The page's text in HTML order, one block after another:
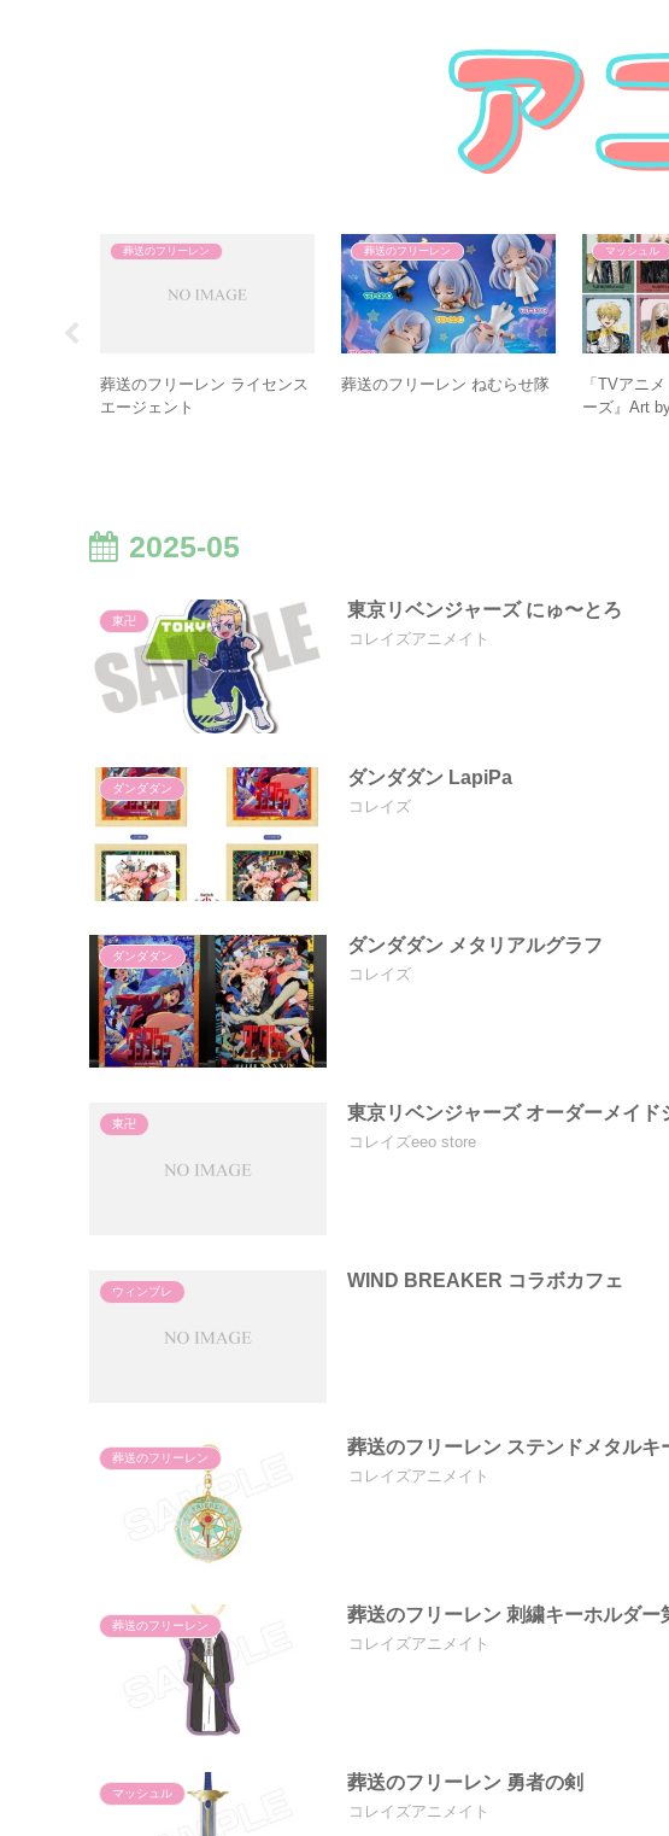
葬送のフリーレン
葬送のフリーレン ライセンス
エージェント
葬送のフリーレン
葬送のフリーレン ねむらせ隊
マッシュル
「TVアニ
ーズ』Art
2025-05
東卍
東京リベンジャーズ にゅ〜とろ
コレイズアニメイト
ダンダダン
ダンダダン LapiPa
コレイズ
ダンダダン
ダンダダン メタリアルグラフ
コレイズ
東卍
東京リベンジャーズ オーダーメイド
コレイズeeo store
ウィンブレ
WIND BREAKER コラボカフェ
葬送のフリーレン
葬送のフリーレン ステンドメタルキ
コレイズアニメイト
葬送のフリーレン
葬送のフリーレン 刺繍キーホルダー
コレイズアニメイト
マッシュル
葬送のフリーレン 勇者の剣
コレイズアニメイト